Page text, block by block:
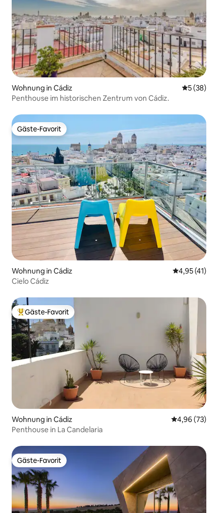
Wohnung in Cádiz
5 (38)
Penthouse im historischen Zentrum von Cádiz.
Gäste-Favorit
Gäste-Favorit
Wohnung in Cádiz
4,95 (41)
Cielo Cádiz
Beliebter Gäste-Favorit.
Gäste-Favorit
Wohnung in Cádiz
4,96 (73)
Penthouse in La Candelaria
Gäste-Favorit
Gäste-Favorit